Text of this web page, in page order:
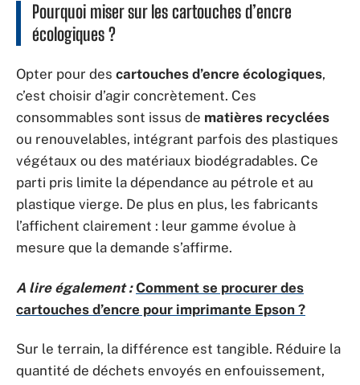
Pourquoi miser sur les cartouches d’encre
écologiques ?
Opter pour des cartouches d’encre écologiques,
c’est choisir d’agir concrètement. Ces
consommables sont issus de matières recyclées
ou renouvelables, intégrant parfois des plastiques
végétaux ou des matériaux biodégradables. Ce
parti pris limite la dépendance au pétrole et au
plastique vierge. De plus en plus, les fabricants
l’affichent clairement : leur gamme évolue à
mesure que la demande s’affirme.
A lire également : Comment se procurer des
cartouches d’encre pour imprimante Epson ?
Sur le terrain, la différence est tangible. Réduire la
quantité de déchets envoyés en enfouissement,